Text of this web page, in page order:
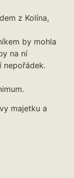
z Kolína,
by mohla
na ní
nepořádek.
majetku a